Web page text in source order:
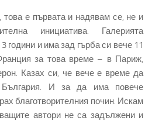
това е първата и надявам се, не и
инициатива. Галерията
години и има зад гърба си вече 11
за това време – в Париж,
Казах си, че вече е време да
И за да има повече
благотворителния почин. Искам
автори не са задължени и